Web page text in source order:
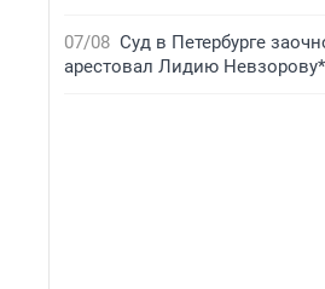
07/08 Суд в Петербурге
арестовал Лидию Невзорову*